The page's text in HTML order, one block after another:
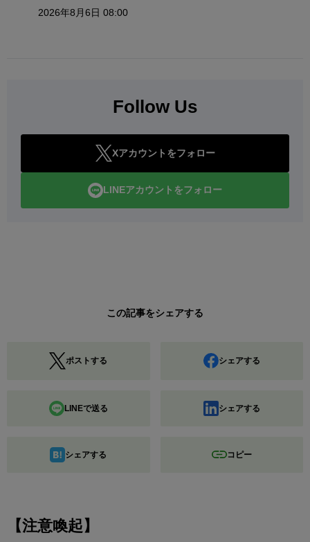
2026年8月6日 08:00
Follow Us
Xアカウントをフォロー
LINEアカウントをフォロー
この記事をシェアする
ポストする シェアする
LINEで送る シェアする
シェアする コピー
【注意喚起】